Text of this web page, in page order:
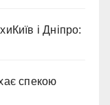
і Дніпро:
спекою